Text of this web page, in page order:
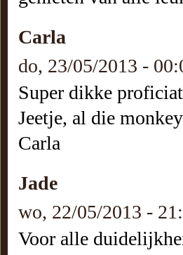
Carla
do, 23/05/2013 -
Super dikke
Jeetje, al die
Carla
Jade
wo, 22/05/2013 -
Voor alle